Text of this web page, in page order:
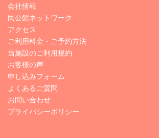
会社情報
民公館ネットワーク
アクセス
ご利用料金・ご予約方法
当施設のご利用規約
お客様の声
申し込みフォーム
よくあるご質問
お問い合わせ
プライバシーポリシー